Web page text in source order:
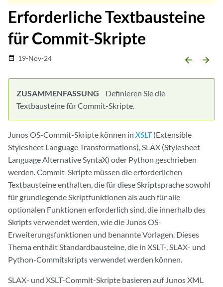
Erforderliche Textbausteine
für Commit-Skripte
date_range 19-Nov-24 arrow_backward arrow_forward
ZUSAMMENFASSUNG
Definieren Sie die
Textbausteine für Commit-Skripte.
Junos OS-Commit-Skripte können in XSLT(Extensible
Stylesheet Language Transformations), SLAX (Stylesheet
Language Alternative SyntaX) oder Python geschrieben
werden. Commit-Skripte müssen die erforderlichen
Textbausteine enthalten, die für diese Skriptsprache sowohl
für grundlegende Skriptfunktionen als auch für alle
optionalen Funktionen erforderlich sind, die innerhalb des
Skripts verwendet werden, wie die Junos OS-
Erweiterungsfunktionen und benannte Vorlagen. Dieses
Thema enthält Standardbausteine, die in XSLT-, SLAX- und
Python-Commitskripts verwendet werden können.
SLAX- und XSLT-Commit-Skripte basieren auf Junos XML